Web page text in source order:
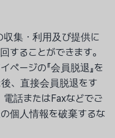
集・利用及び提供に
することができます。
ージの『会員脱退』を
、直接会員脱退をす
話またはFaxなどでご
個人情報を破棄するな